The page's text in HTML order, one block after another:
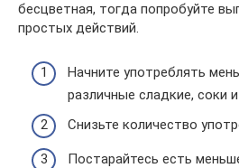
бесцветная, тогда попробуйте
простых действий.
Начните употреблять
различные сладкие, соки
Снизьте количество
Постарайтесь есть